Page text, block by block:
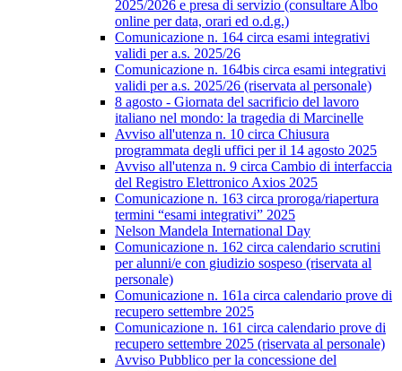
2025/2026 e presa di servizio (consultare Albo
online per data, orari ed o.d.g.)
Comunicazione n. 164 circa esami integrativi
validi per a.s. 2025/26
Comunicazione n. 164bis circa esami integrativi
validi per a.s. 2025/26 (riservata al personale)
8 agosto - Giornata del sacrificio del lavoro
italiano nel mondo: la tragedia di Marcinelle
Avviso all'utenza n. 10 circa Chiusura
programmata degli uffici per il 14 agosto 2025
Avviso all'utenza n. 9 circa Cambio di interfaccia
del Registro Elettronico Axios 2025
Comunicazione n. 163 circa proroga/riapertura
termini “esami integrativi” 2025
Nelson Mandela International Day
Comunicazione n. 162 circa calendario scrutini
per alunni/e con giudizio sospeso (riservata al
personale)
Comunicazione n. 161a circa calendario prove di
recupero settembre 2025
Comunicazione n. 161 circa calendario prove di
recupero settembre 2025 (riservata al personale)
Avviso Pubblico per la concessione del